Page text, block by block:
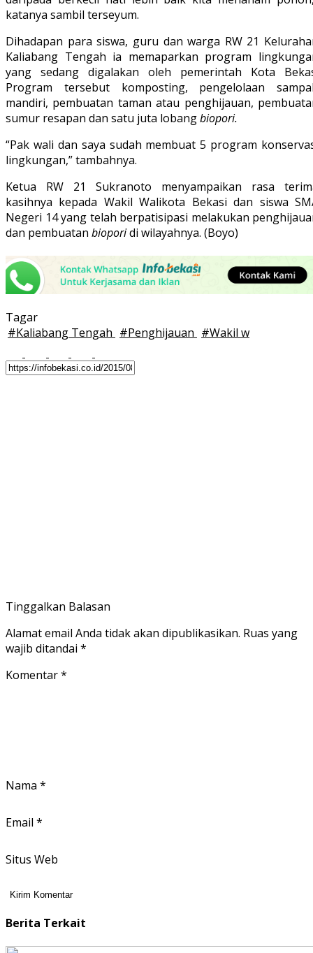
katanya sambil terseyum.
Dihadapan para siswa, guru dan warga RW 21
Kaliabang Tengah ia memaparkan program
yang sedang digalakan oleh pemerintah Kota
Program tersebut komposting, pengelolaan
mandiri, pembuatan taman atau penghijauan,
sumur resapan dan satu juta lobangbiopori.
“Pak wali dan saya sudah membuat 5 program
lingkungan,” tambahnya.
Ketua RW 21 Sukranoto menyampaikan rasa
kasihnya kepada Wakil Walikota Bekasi dan siswa
Negeri 14 yang telah berpatisipasi melakukan
dan pembuatan bioporidi wilayahnya. (Boyo)
Tagar
#Kaliabang Tengah #Penghijauan #Wakil w
Tinggalkan Balasan
Alamat email Anda tidak akan dipublikasikan. Ruas yang
wajib ditandai *
Komentar*
Nama *
Email *
Situs Web
Berita Terkait